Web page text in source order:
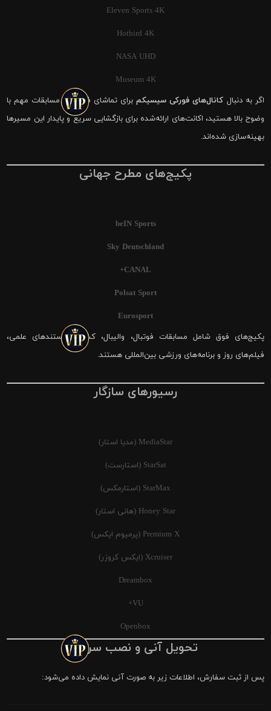
Eleven Sports 4K
Hotbird 4K
NASA UHD
Museum 4K
اگر به دنبال کانال‌های فورکی سیسیکمبرای تماشای فوتبال و مسابقات مهم با
وضوح بالا هستید، اکانت‌های ارائه‌شده برای بازگشایی سریع و پایدار این مسیرها
بهینه‌سازی شده‌اند.
پکیج‌های مطرح جهانی
beIN Sports
Sky Deutschland
CANAL+
Polsat Sport
Eurosport
پکیج‌های فوق شامل مسابقات فوتبال، والیبال، کشتی، مستندهای علمی،
فیلم‌های روز و برنامه‌های ورزشی بین‌المللی هستند.
رسیورهای سازگار
MediaStar (مدیا استار)
StarSat (استارست)
StarMax (استارمکس)
Honey Star (هانی استار)
Premium X (پرمیوم ایکس)
Xcruiser (ایکس کروزر)
Dreambox
VU+
Openbox
تحویل آنی و نصب سریع
پس از ثبت سفارش، اطلاعات زیر به صورت آنی نمایش داده می‌شود: